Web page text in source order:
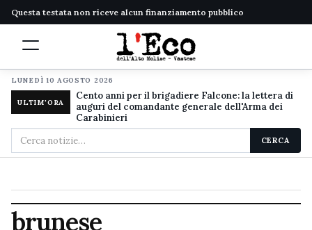
Questa testata non riceve alcun finanziamento pubblico
LUNEDÌ 10 AGOSTO 2026
ULTIM'ORA
Cento anni per il brigadiere Falcone: la lettera di
auguri del comandante generale dell'Arma dei
Carabinieri
Cerca
nel
CERCA
brunese